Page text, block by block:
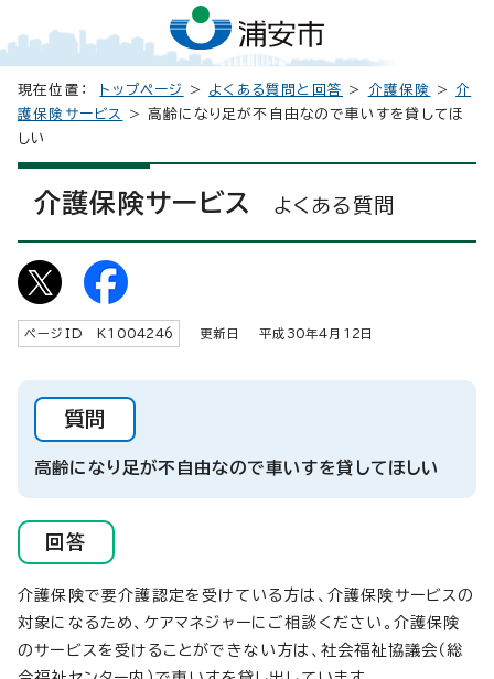
現在位置： トップページ > よくある質問と回答 > 介護保険 > 介
護保険サービス
> 高齢になり足が不自由なので車いすを貸してほ
しい
介護保険サービス よくある質問
ページID K 1004246 更新日 平成 30年4月 12 日
質問
高齢になり足が不自由なので車いすを貸してほしい
回答
介護保険で要介護認定を受けている方は、介護保険サービスの
対象になるため、ケアマネジャーにご相談ください。介護保険
のサービスを受けることができない方は、社会福祉協議会（総